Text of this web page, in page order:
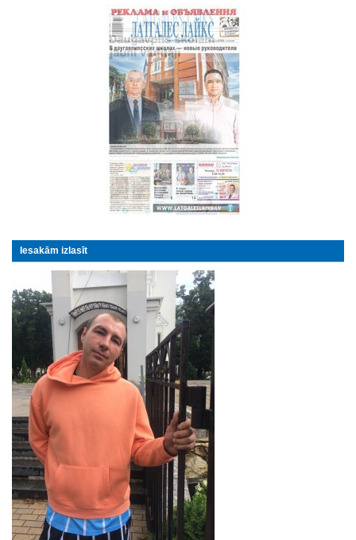
Iesakām izlasīt